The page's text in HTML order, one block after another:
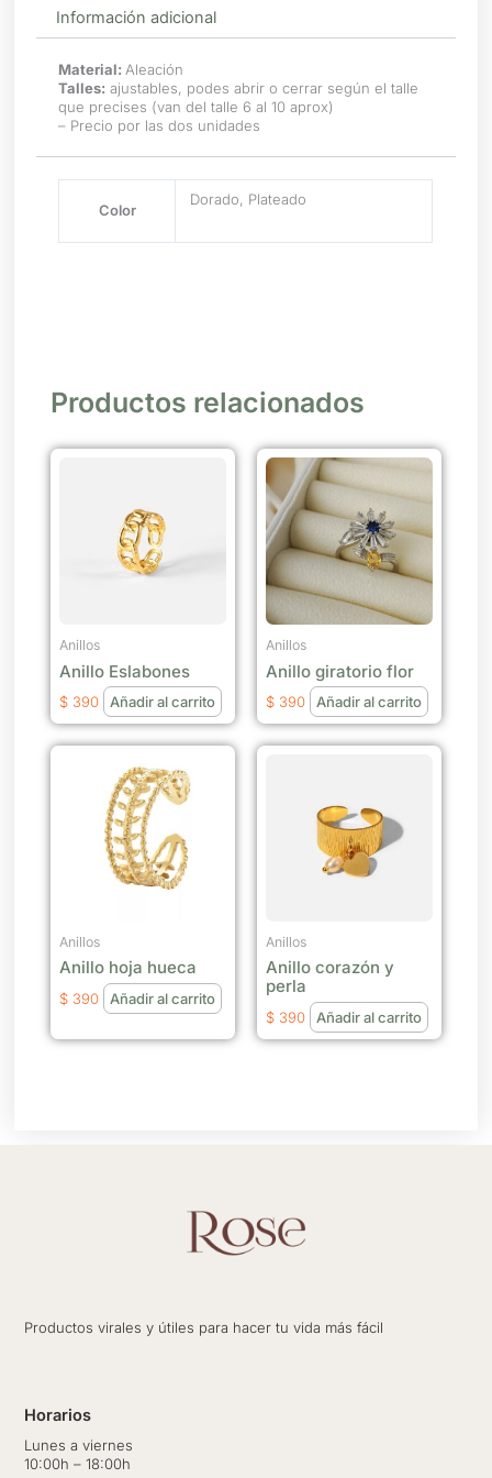
Información adicional
Material: Aleación
Talles: ajustables, podes abrir o cerrar según el talle
que precises (van del talle 6 al 10 aprox)
– Precio por las dos unidades
Color
Dorado, Plateado
Productos relacionados
Anillos
Anillo Eslabones
$ 390 Añadir al carrito
Anillos
Anillo giratorio flor
$ 390 Añadir al carrito
Anillos
Anillo hoja hueca
$ 390 Añadir al carrito
Anillos
Anillo corazón y
perla
$ 390 Añadir al carrito
Productos virales y útiles para hacer tu vida más fácil
Horarios
Lunes a viernes
10:00h – 18:00h